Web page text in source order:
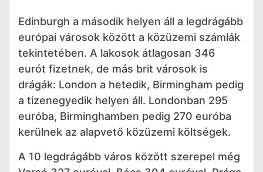
Edinburgh a második helyen áll a legdrágább
európai városok között a közüzemi számlák
tekintetében. A lakosok átlagosan 346
eurót fizetnek, de más brit városok is
drágák: London a hetedik, Birmingham pedig
a tizenegyedik helyen áll. Londonban 295
euróba, Birminghamben pedig 270 euróba
kerülnek az alapvető közüzemi költségek.
A 10 legdrágább város között szerepel még